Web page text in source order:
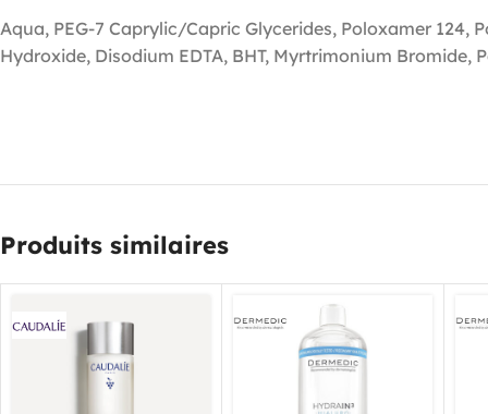
Aqua, PEG-7 Caprylic/Capric Glycerides, Poloxamer 124,
Hydroxide, Disodium EDTA, BHT, Myrtrimonium Bromide,
Produits similaires